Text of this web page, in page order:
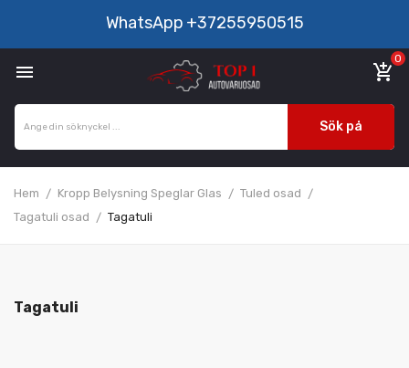
WhatsApp +37255950515
 add_shopping_cart
0
Sök på
Hem Kropp Belysning Speglar Glas
Tuled osad
Tagatuli osad
Tagatuli
Tagatuli